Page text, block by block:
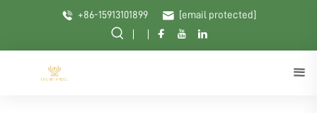
+86-15913101899 [email protected]